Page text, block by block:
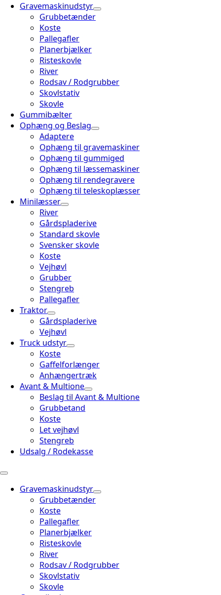
Gravemaskinudstyr
Grubbetænder
Koste
Pallegafler
Planerbjælker
Risteskovle
River
Rodsav / Rodgrubber
Skovlstativ
Skovle
Gummibælter
Ophæng og Beslag
Adaptere
Ophæng til gravemaskiner
Ophæng til gummiged
Ophæng til læssemaskiner
Ophæng til rendegravere
Ophæng til teleskoplæsser
Minilæsser
River
Gårdspladerive
Standard skovle
Svensker skovle
Koste
Vejhøvl
Grubber
Stengreb
Pallegafler
Traktor
Gårdspladerive
Vejhøvl
Truck udstyr
Koste
Gaffelforlænger
Anhængertræk
Avant & Multione
Beslag til Avant & Multione
Grubbetand
Koste
Let vejhøvl
Stengreb
Udsalg / Rodekasse
Gravemaskinudstyr
Grubbetænder
Koste
Pallegafler
Planerbjælker
Risteskovle
River
Rodsav / Rodgrubber
Skovlstativ
Skovle